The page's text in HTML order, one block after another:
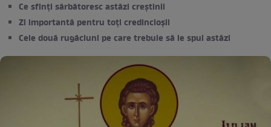
Ce sfinți sărbătoresc astăzi creștinii
Zi importantă pentru toți credincioșii
Cele două rugăciuni pe care trebuie să le spui astăzi